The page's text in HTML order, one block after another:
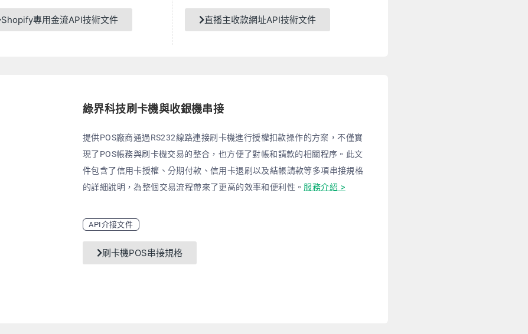
Shopify專用金流API技術文件 直播主收款網址API技術文件
綠界科技刷卡機與收銀機串接
提供POS廠商通過RS232線路連接刷卡機進行授權扣款操作的方案，不僅實
現了POS帳務與刷卡機交易的整合，也方便了對帳和請款的相關程序。此文
件包含了信用卡授權、分期付款、信用卡退刷以及結帳請款等多項串接規格
的詳細說明，為整個交易流程帶來了更高的效率和便利性。 服務介紹 >
API介接文件
刷卡機POS串接規格